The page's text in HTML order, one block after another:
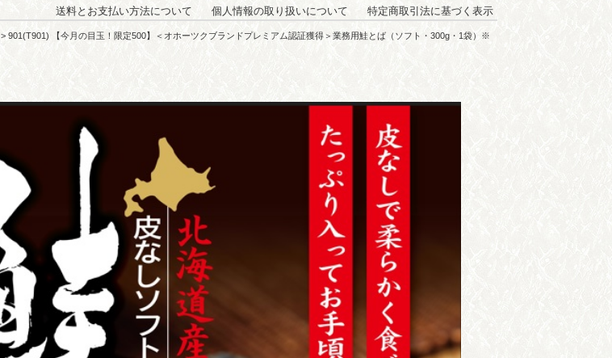
送料とお支払い方法について 個人情報の取り扱いについて 特定商取引法に基づく表示
> 901(T901) 【今月の目玉！限定500】＜オホーツクブランドプレミアム認証獲得＞業務用鮭とば（ソフト・300g・1袋）※